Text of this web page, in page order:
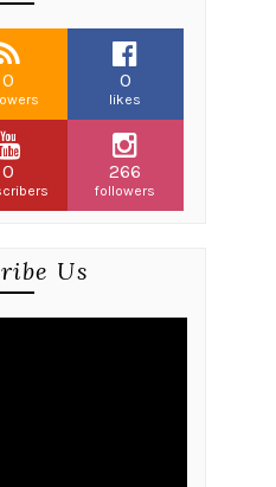
0 0
likes
0 266
followers
Us